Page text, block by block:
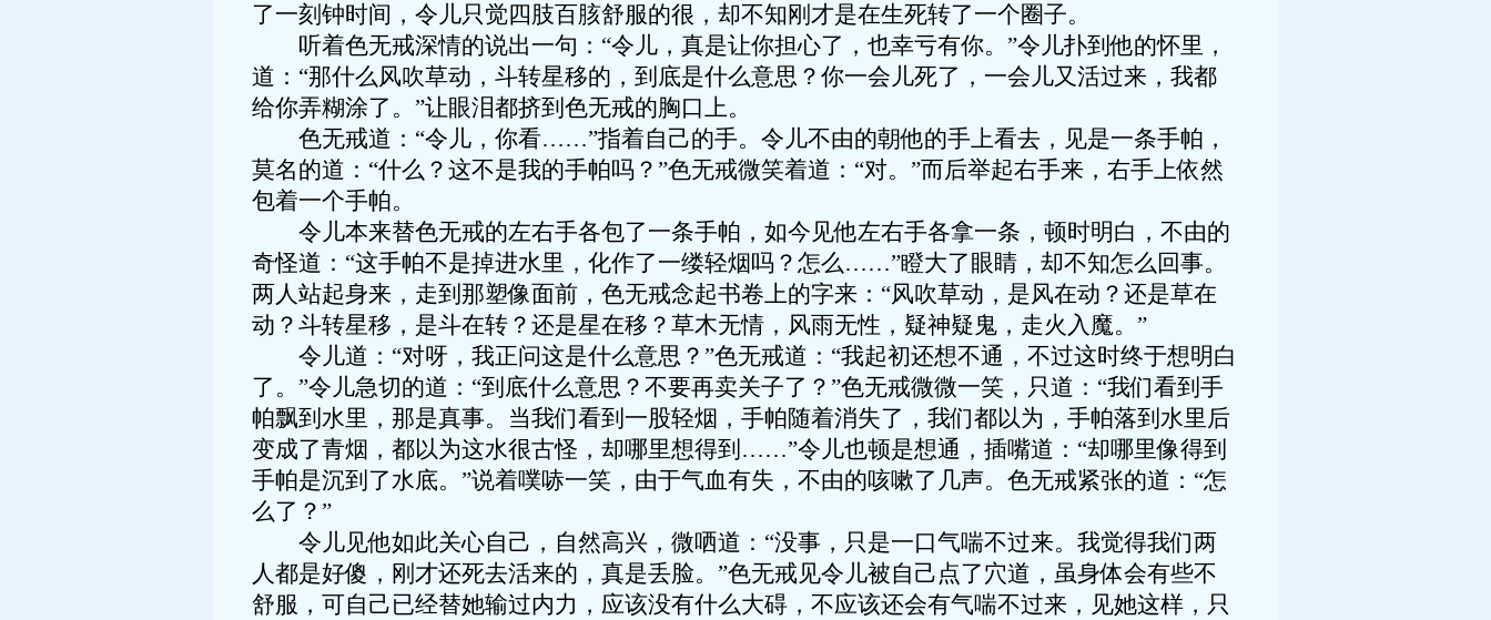
了一刻钟时间，令儿只觉四肢百胲舒服的很，却不知刚才是在生死转了一个圈子。
听着色无戒深情的说出一句：“令儿，真是让你担心了，也幸亏有你。”令儿扑到他的怀里，
道：“那什么风吹草动，斗转星移的，到底是什么意思？你一会儿死了，一会儿又活过来，我都
给你弄糊涂了。”让眼泪都挤到色无戒的胸口上。
色无戒道：“令儿，你看……”指着自己的手。令儿不由的朝他的手上看去，见是一条手帕，
莫名的道：“什么？这不是我的手帕吗？”色无戒微笑着道：“对。”而后举起右手来，右手上依然
包着一个手帕。
令儿本来替色无戒的左右手各包了一条手帕，如今见他左右手各拿一条，顿时明白，不由的
奇怪道：“这手帕不是掉进水里，化作了一缕轻烟吗？怎么……”瞪大了眼睛，却不知怎么回事。
两人站起身来，走到那塑像面前，色无戒念起书卷上的字来：“风吹草动，是风在动？还是草在
动？斗转星移，是斗在转？还是星在移？草木无情，风雨无性，疑神疑鬼，走火入魔。”
令儿道：“对呀，我正问这是什么意思？”色无戒道：“我起初还想不通，不过这时终于想明白
了。”令儿急切的道：“到底什么意思？不要再卖关子了？”色无戒微微一笑，只道：“我们看到手
帕飘到水里，那是真事。当我们看到一股轻烟，手帕随着消失了，我们都以为，手帕落到水里后
变成了青烟，都以为这水很古怪，却哪里想得到……”令儿也顿是想通，插嘴道：“却哪里像得到
手帕是沉到了水底。”说着噗哧一笑，由于气血有失，不由的咳嗽了几声。色无戒紧张的道：“怎
么了？”
令儿见他如此关心自己，自然高兴，微哂道：“没事，只是一口气喘不过来。我觉得我们两
人都是好傻，刚才还死去活来的，真是丢脸。”色无戒见令儿被自己点了穴道，虽身体会有些不
舒服，可自己已经替她输过内力，应该没有什么大碍，不应该还会有气喘不过来，见她这样，只